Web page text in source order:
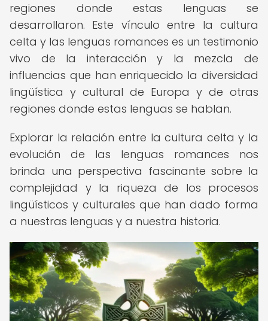
regiones donde estas lenguas se
desarrollaron. Este vínculo entre la cultura
celta y las lenguas romances es un testimonio
vivo de la interacción y la mezcla de
influencias que han enriquecido la diversidad
lingüística y cultural de Europa y de otras
regiones donde estas lenguas se hablan.
Explorar la relación entre la cultura celta y la
evolución de las lenguas romances nos
brinda una perspectiva fascinante sobre la
complejidad y la riqueza de los procesos
lingüísticos y culturales que han dado forma
a nuestras lenguas y a nuestra historia.